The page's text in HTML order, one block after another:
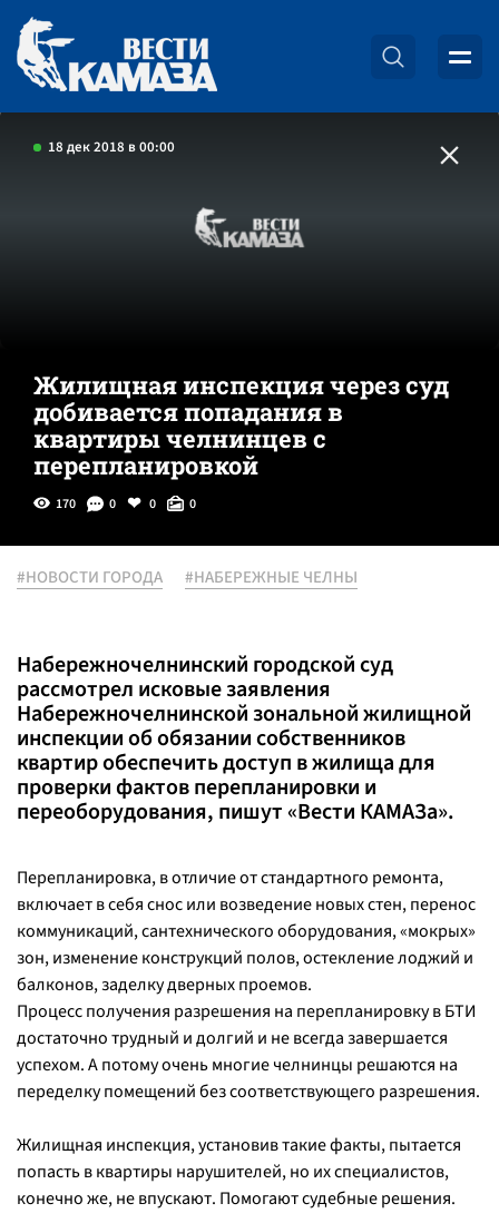
18 дек 2018 в 00:00
Жилищная инспекция через суд
добивается попадания в
квартиры челнинцев с
перепланировкой
170 0 0 0
#НОВОСТИ ГОРОДА #НАБЕРЕЖНЫЕ ЧЕЛНЫ
Набережночелнинский городской суд
рассмотрел исковые заявления
Набережночелнинской зональной жилищной
инспекции об обязании собственников
квартир обеспечить доступ в жилища для
проверки фактов перепланировки и
переоборудования, пишут «Вести КАМАЗа».
Перепланировка, в отличие от стандартного ремонта,
включает в себя снос или возведение новых стен, перенос
коммуникаций, сантехнического оборудования, «мокрых»
зон, изменение конструкций полов, остекление лоджий и
балконов, заделку дверных проемов.
Процесс получения разрешения на перепланировку в БТИ
достаточно трудный и долгий и не всегда завершается
успехом. А потому очень многие челнинцы решаются на
переделку помещений без соответствующего разрешения.
Жилищная инспекция, установив такие факты, пытается
попасть в квартиры нарушителей, но их специалистов,
конечно же, не впускают. Помогают судебные решения.